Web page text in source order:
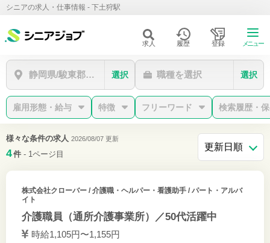
シニアの求人・仕事情報 - 下土狩駅
求人 履歴 登録 メニュー
静岡県/駿東郡長泉町/下土狩駅
選択 職種を選択 選択
雇用形態・給与 特徴 フリーワード 検索履歴・
様々な条件の求人 2026/08/07 更新
4件 - 1ページ目
株式会社クローバー/ 介護職・ヘルパー・看護助手 / パート・アルバ
イト
介護職員（通所介護事業所）／50代活躍中
時給1,105円〜1,155円